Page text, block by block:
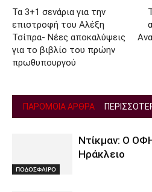
Τα 3+1 σενάρια για την
επιστροφή του Αλέξη
Τσίπρα- Νέες αποκαλύψεις
για το βιβλίο του πρώην
πρωθυπουργού
ΠΑΡΟΜΟΙΑ ΑΡΘΡΑ
ΠΟΔΟΣΦΑΙΡΟ
Ντίκμαν: Ο
Ηράκλειο